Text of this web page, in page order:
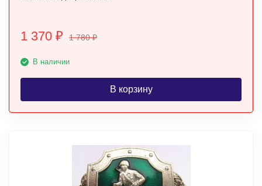
1 370 ₽ 1 780₽
В наличии
В корзину